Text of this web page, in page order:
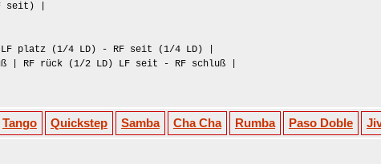
seit) |
platz (1/4 LD) - RF seit (1/4 LD) |
| RF rück (1/2 LD) LF seit - RF schluß |
Tango Quickstep Samba Cha Cha Rumba Paso Doble